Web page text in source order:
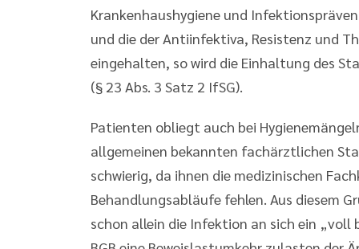
Krankenhaushygiene und
und die der Antiinfektiva, Resistenz und
eingehalten, so wird die Einhaltung des
(§ 23 Abs. 3 Satz 2 IfSG).
Patienten obliegt auch bei
allgemeinen bekannten fachärztlichen
schwierig, da ihnen die medizinischen
Behandlungsabläufe fehlen. Aus diesem
schon allein die Infektion an sich ein „voll